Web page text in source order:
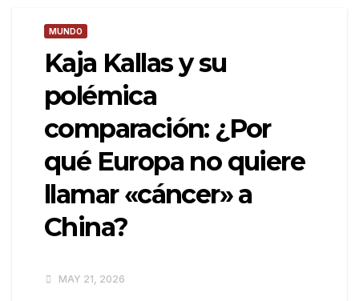
MUNDO
Kaja Kallas y su
polémica
comparación: ¿Por
qué Europa no quiere
llamar «cáncer» a
China?
MAY 21, 2026